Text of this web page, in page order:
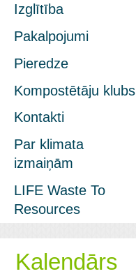
Izglītība
Pakalpojumi
Pieredze
Kompostētāju klubs
Kontakti
Par klimata
izmaiņām
LIFE Waste To
Resources
Kalendārs